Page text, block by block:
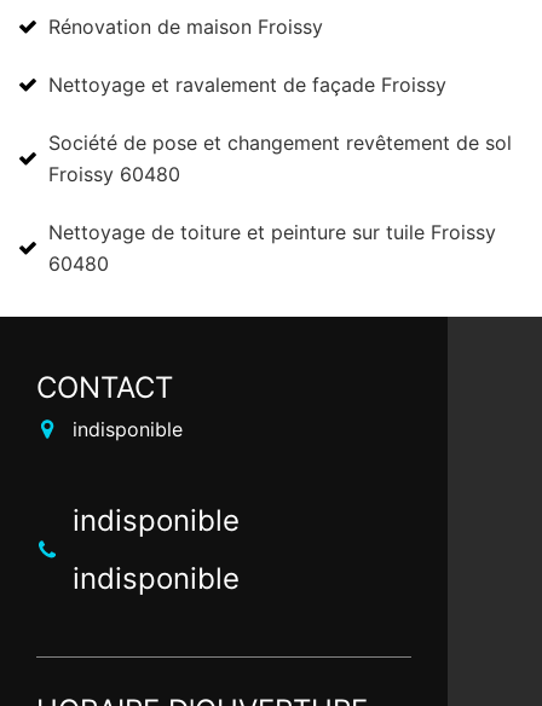
Rénovation de maison Froissy
Nettoyage et ravalement de façade Froissy
Société de pose et changement revêtement de sol
Froissy 60480
Nettoyage de toiture et peinture sur tuile Froissy
60480
CONTACT
indisponible
indisponible
indisponible